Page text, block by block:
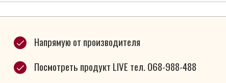
Напрямую от производителя
Посмотреть продукт LIVE тел. 068-988-488